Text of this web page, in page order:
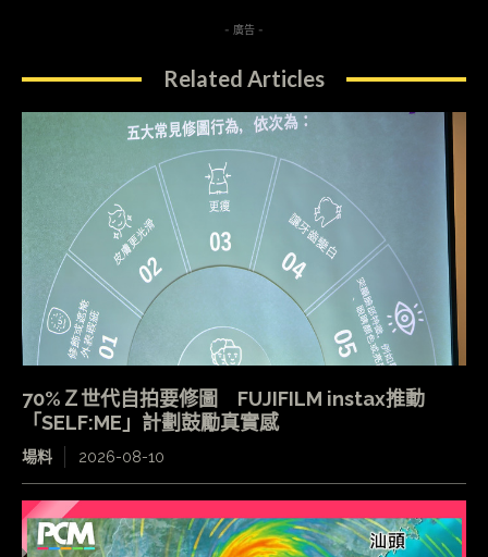
- 廣告 -
Related Articles
70%Ｚ世代自拍要修圖 FUJIFILM instax推動
「SELF:ME」計劃鼓勵真實感
場料 2026-08-10